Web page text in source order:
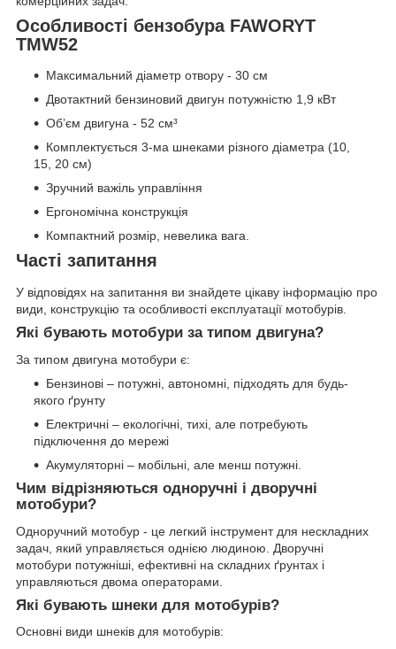
Особливості бензобура FAWORYT
TMW52
Максимальний діаметр отвору - 30 см
Двотактний бензиновий двигун потужністю 1,9 кВт
Об’єм двигуна - 52 см³
Комплектується 3-ма шнеками різного діаметра (10,
15, 20 см)
Зручний важіль управління
Ергономічна конструкція
Компактний розмір, невелика вага.
Часті запитання
У відповідях на запитання ви знайдете цікаву інформацію про
види, конструкцію та особливості експлуатації мотобурів.
Які бувають мотобури за типом двигуна?
За типом двигуна мотобури є:
Бензинові – потужні, автономні, підходять для будь-
якого ґрунту
Електричні – екологічні, тихі, але потребують
підключення до мережі
Акумуляторні – мобільні, але менш потужні.
Чим відрізняються одноручні і дворучні
мотобури?
Одноручний мотобур - це легкий інструмент для нескладних
задач, який управляється однією людиною. Дворучні
мотобури потужніші, ефективні на складних ґрунтах і
управляються двома операторами.
Які бувають шнеки для мотобурів?
Основні види шнеків для мотобурів: